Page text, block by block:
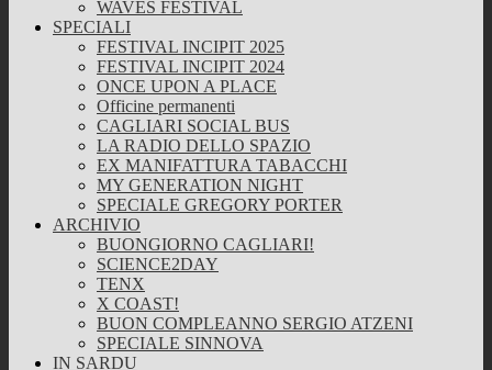
WAVES FESTIVAL
SPECIALI
FESTIVAL INCIPIT 2025
FESTIVAL INCIPIT 2024
ONCE UPON A PLACE
Officine permanenti
CAGLIARI SOCIAL BUS
LA RADIO DELLO SPAZIO
EX MANIFATTURA TABACCHI
MY GENERATION NIGHT
SPECIALE GREGORY PORTER
ARCHIVIO
BUONGIORNO CAGLIARI!
SCIENCE2DAY
TENX
X COAST!
BUON COMPLEANNO SERGIO ATZENI
SPECIALE SINNOVA
IN SARDU